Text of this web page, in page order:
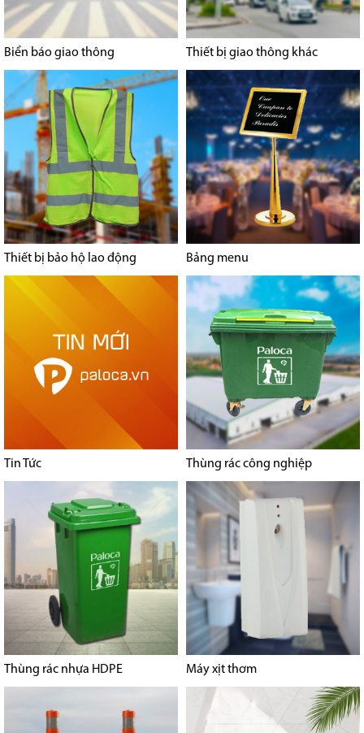
Biển báo giao thông Thiết bị giao thông khác
Thiết bị bảo hộ lao động Bảng menu
Tin Tức Thùng rác công nghiệp
Thùng rác nhựa HDPE Máy xịt thơm